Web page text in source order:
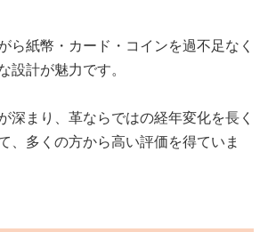
ら紙幣・カード・コインを過不足なく
設計が魅力です。
深まり、革ならではの経年変化を長く
、多くの方から高い評価を得ていま